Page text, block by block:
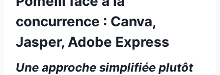
concurrence : Canva,
Jasper, Adobe Express
Une approche simplifiée plutôt